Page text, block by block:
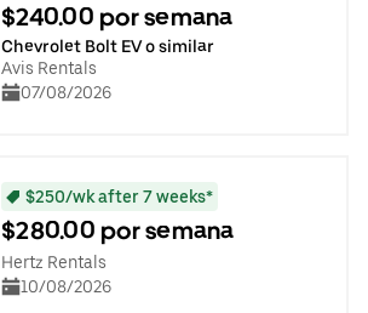
$240.00 por semana
Chevrolet Bolt EV o similar
Avis Rentals
07/08/2026
$250/wk after 7 weeks*
$280.00 por semana
Hertz Rentals
10/08/2026